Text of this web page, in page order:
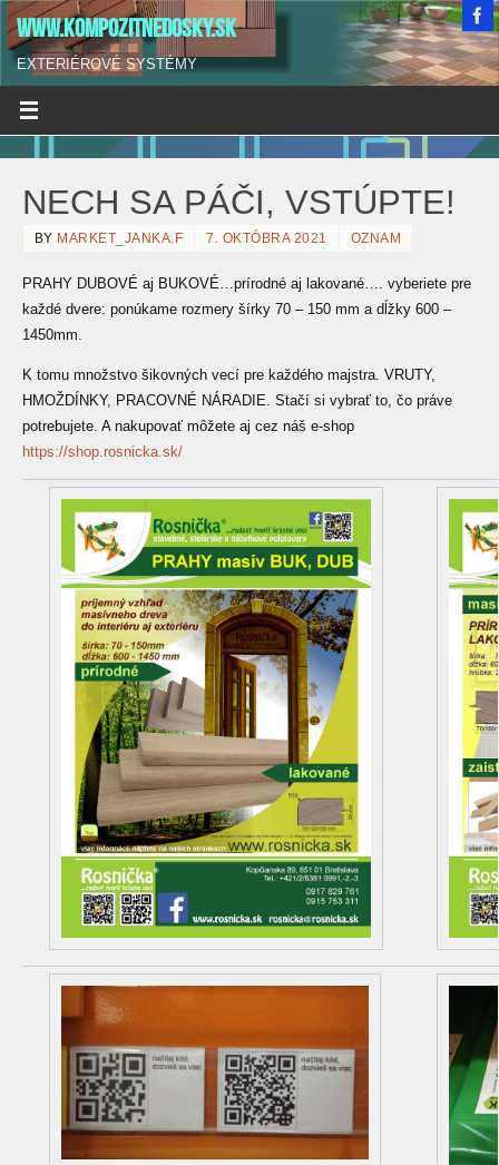
WWW.KOMPOZITNEDOSKY.SK
EXTERIÉROVÉ SYSTÉMY
NECH SA PÁČI, VSTÚPTE!
BY MARKET_JANKA.F 7. OKTÓBRA 2021 OZNAM
PRAHY DUBOVÉ aj BUKOVÉ…prírodné aj lakované…. vyberiete pre
každé dvere: ponúkame rozmery šírky 70 – 150 mm a dĺžky 600 –
1450mm.
K tomu množstvo šikovných vecí pre každého majstra. VRUTY,
HMOŽDÍNKY, PRACOVNÉ NÁRADIE. Stačí si vybrať to, čo práve
potrebujete. A nakupovať môžete aj cez náš e-shop
https://shop.rosnicka.sk/